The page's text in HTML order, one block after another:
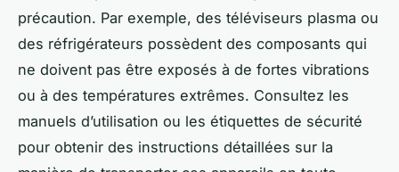
précaution. Par exemple, des téléviseurs plasma ou
des réfrigérateurs possèdent des composants qui
ne doivent pas être exposés à de fortes vibrations
ou à des températures extrêmes. Consultez les
manuels d’utilisation ou les étiquettes de sécurité
pour obtenir des instructions détaillées sur la